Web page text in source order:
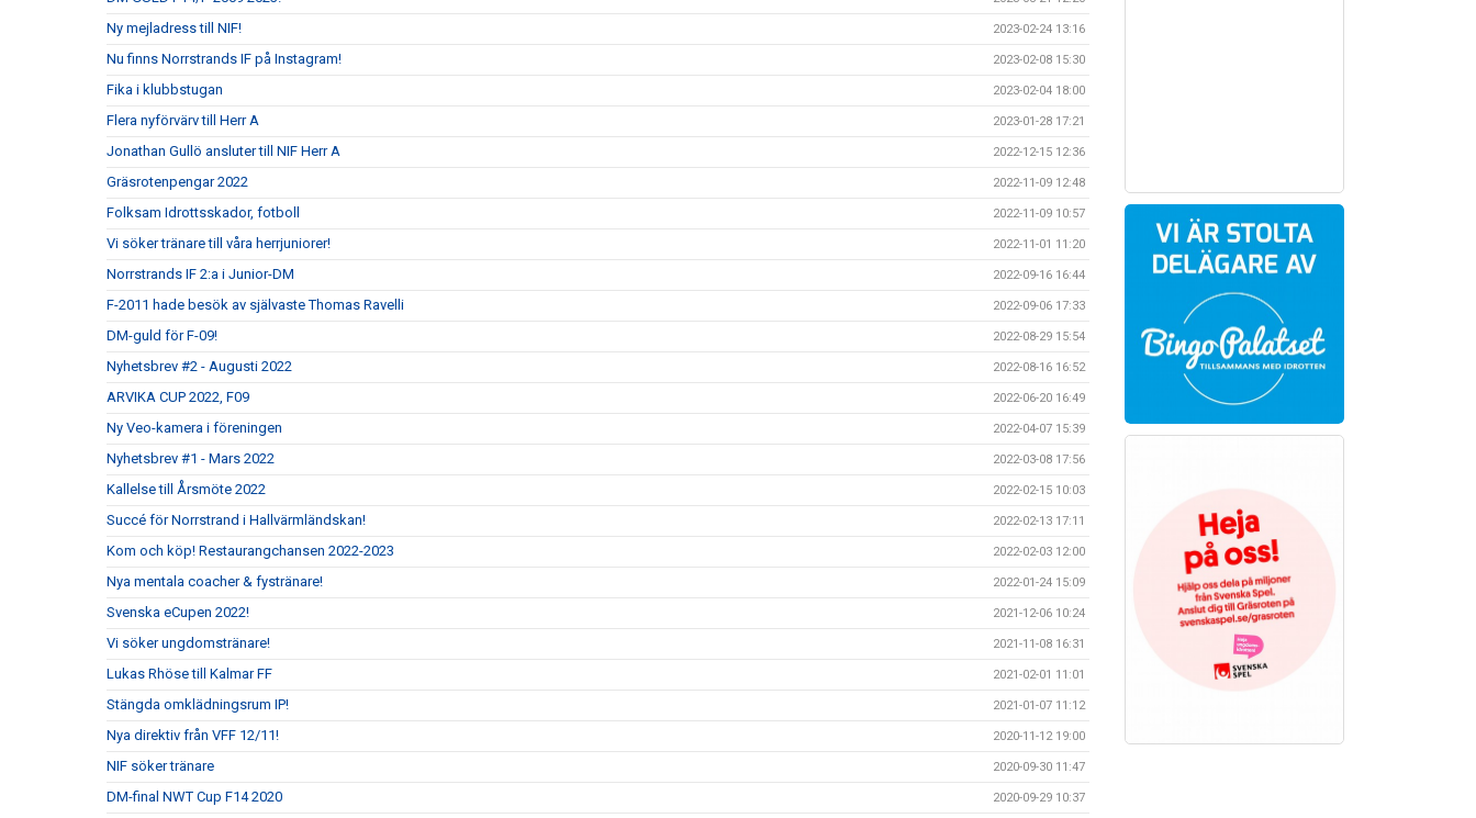
Ny mejladress till NIF! 2023-02-24 13:16
Nu finns Norrstrands IF på Instagram! 2023-02-08 15:30
Fika i klubbstugan 2023-02-04 18:00
Flera nyförvärv till Herr A 2023-01-28 17:21
Jonathan Gullö ansluter till NIF Herr A 2022-12-15 12:36
Gräsrotenpengar 2022 2022-11-09 12:48
Folksam Idrottsskador, fotboll 2022-11-09 10:57
Vi söker tränare till våra herrjuniorer! 2022-11-01 11:20
Norrstrands IF 2:a i Junior-DM 2022-09-16 16:44
F-2011 hade besök av självaste Thomas Ravelli 2022-09-06 17:33
DM-guld för F-09! 2022-08-29 15:54
Nyhetsbrev #2 - Augusti 2022 2022-08-16 16:52
ARVIKA CUP 2022, F09 2022-06-20 16:49
Ny Veo-kamera i föreningen 2022-04-07 15:39
Nyhetsbrev #1 - Mars 2022 2022-03-08 17:56
Kallelse till Årsmöte 2022 2022-02-15 10:03
Succé för Norrstrand i Hallvärmländskan! 2022-02-13 17:11
Kom och köp! Restaurangchansen 2022-2023 2022-02-03 12:00
Nya mentala coacher & fystränare! 2022-01-24 15:09
Svenska eCupen 2022! 2021-12-06 10:24
Vi söker ungdomstränare! 2021-11-08 16:31
Lukas Rhöse till Kalmar FF 2021-02-01 11:01
Stängda omklädningsrum IP! 2021-01-07 11:12
Nya direktiv från VFF 12/11! 2020-11-12 19:00
NIF söker tränare 2020-09-30 11:47
DM-final NWT Cup F14 2020 2020-09-29 10:37